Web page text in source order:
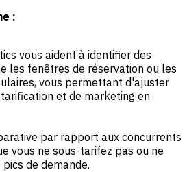
:
vous aident à identifier des
les fenêtres de réservation ou les
vous permettant d'ajuster
et de marketing en
par rapport aux concurrents
vous ne sous-tarifez pas ou ne
de demande.